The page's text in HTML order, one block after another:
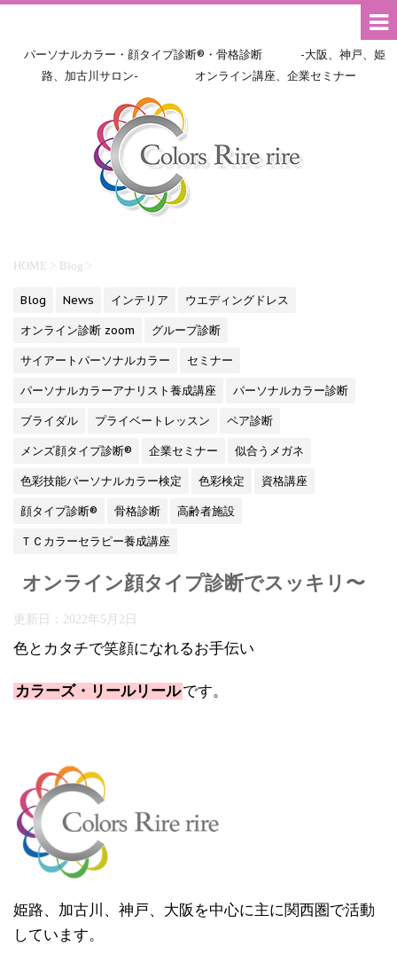
パーソナルカラー・顔タイプ診断®・骨格診断 -大阪、神戸、姫
路、加古川サロン- オンライン講座、企業セミナー
HOME > Blog >
Blog News インテリア
ウエディングドレス
オンライン診断 zoom
グループ診断
サイアートパーソナルカラー
セミナー
パーソナルカラーアナリスト養成講座
パーソナルカラー診断
ブライダル
プライベートレッスン
ペア診断
メンズ顔タイプ診断®
企業セミナー
似合うメガネ
色彩技能パーソナルカラー検定
色彩検定
資格講座
顔タイプ診断®
骨格診断
高齢者施設
ＴＣカラーセラピー養成講座
オンライン顔タイプ診断でスッキリ〜
更新日： 2022年5月2日
色とカタチで笑顔になれるお手伝い
カラーズ・リールリールです。
姫路、加古川、神戸、大阪を中心に主に関西圏で活動
しています。